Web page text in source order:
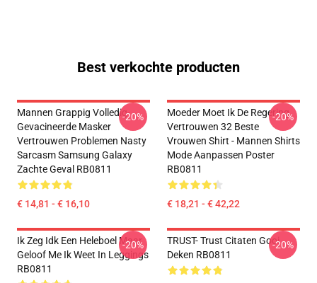
Best verkochte producten
Mannen Grappig Volledig-
Gevacineerde Masker
Vertrouwen Problemen Nasty
Sarcasm Samsung Galaxy
Zachte Geval RB0811
€ 14,81 - € 16,10
-20%
Moeder Moet Ik De Regering
Vertrouwen 32 Beste
Vrouwen Shirt - Mannen Shirts
Mode Aanpassen Poster
RB0811
€ 18,21 - € 42,22
-20%
Ik Zeg Idk Een Heleboel Maar
Geloof Me Ik Weet In Leggings
RB0811
-20%
TRUST- Trust Citaten Gooi
Deken RB0811
-20%